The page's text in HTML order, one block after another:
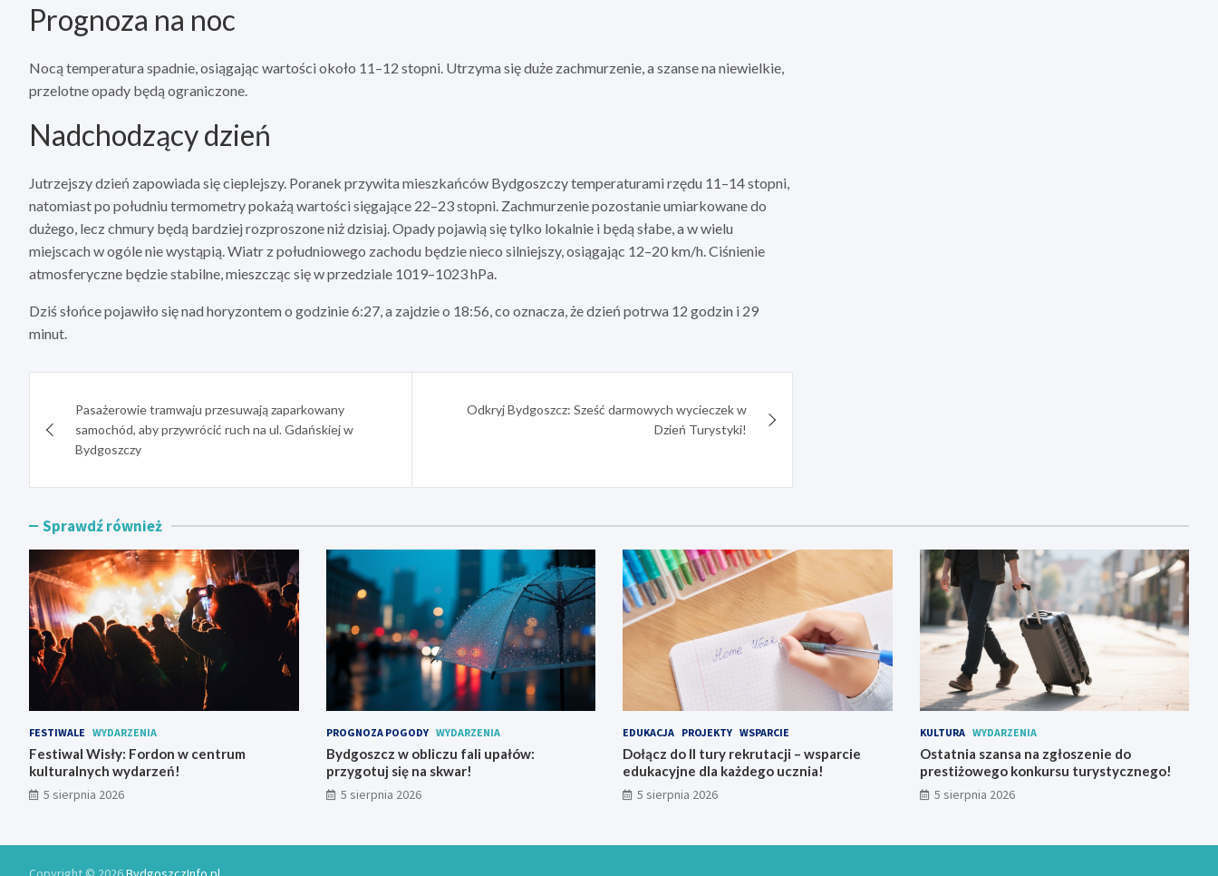
Prognoza na noc
Nocą temperatura spadnie, osiągając wartości około 11–12 stopni. Utrzyma się duże zachmurzenie, a szanse na niewielkie,
przelotne opady będą ograniczone.
Nadchodzący dzień
Jutrzejszy dzień zapowiada się cieplejszy. Poranek przywita mieszkańców Bydgoszczy temperaturami rzędu 11–14 stopni,
natomiast po południu termometry pokażą wartości sięgające 22–23 stopni. Zachmurzenie pozostanie umiarkowane do
dużego, lecz chmury będą bardziej rozproszone niż dzisiaj. Opady pojawią się tylko lokalnie i będą słabe, a w wielu
miejscach w ogóle nie wystąpią. Wiatr z południowego zachodu będzie nieco silniejszy, osiągając 12–20 km/h. Ciśnienie
atmosferyczne będzie stabilne, mieszcząc się w przedziale 1019–1023 hPa.
Dziś słońce pojawiło się nad horyzontem o godzinie 6:27, a zajdzie o 18:56, co oznacza, że dzień potrwa 12 godzin i 29
minut.
wpisuPasażerowie tramwaju przesuwają zaparkowany
samochód, aby przywrócić ruch na ul. Gdańskiej w
Bydgoszczy
Odkryj Bydgoszcz: Sześć darmowych wycieczek w
Dzień Turystyki!
Sprawdź również
FESTIWALE WYDARZENIA
Festiwal Wisły: Fordon w centrum
kulturalnych wydarzeń!
5 sierpnia 2026
PROGNOZA POGODY WYDARZENIA
Bydgoszcz w obliczu fali upałów:
przygotuj się na skwar!
5 sierpnia 2026
EDUKACJA PROJEKTY WSPARCIE
Dołącz do II tury rekrutacji – wsparcie
edukacyjne dla każdego ucznia!
5 sierpnia 2026
KULTURA WYDARZENIA
Ostatnia szansa na zgłoszenie do
prestiżowego konkursu turystycznego!
5 sierpnia 2026